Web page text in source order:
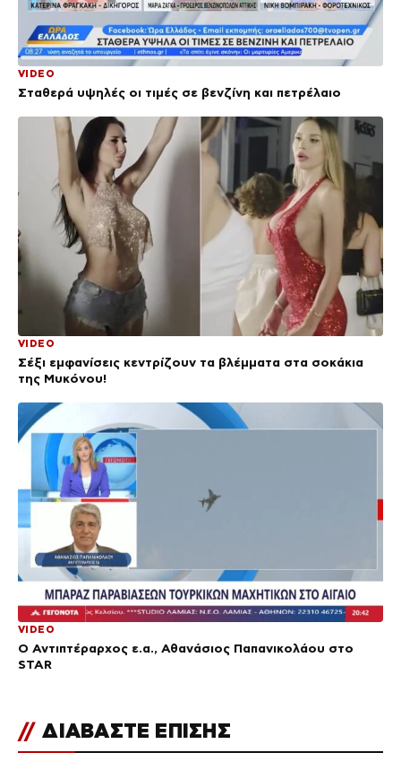
VIDEO
Σταθερά υψηλές οι τιμές σε βενζίνη και πετρέλαιο
VIDEO
Σέξι εμφανίσεις κεντρίζουν τα βλέμματα στα σοκάκια
της Μυκόνου!
VIDEO
Ο Αντιπτέραρχος ε.α., Αθανάσιος Παπανικολάου στο
STAR
// ΔΙΑΒΑΣΤΕ ΕΠΙΣΗΣ